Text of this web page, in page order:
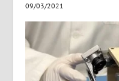
09/03/2021